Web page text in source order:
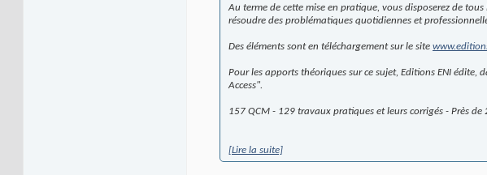
Au terme de cette mise en pratique, vous disposerez de
résoudre des problématiques quotidiennes et
Des éléments sont en téléchargement sur le site
Pour les apports théoriques sur ce sujet, Editions ENI édite,
Access".
157 QCM - 129 travaux pratiques et leurs corrigés - Près de
[Lire la suite]